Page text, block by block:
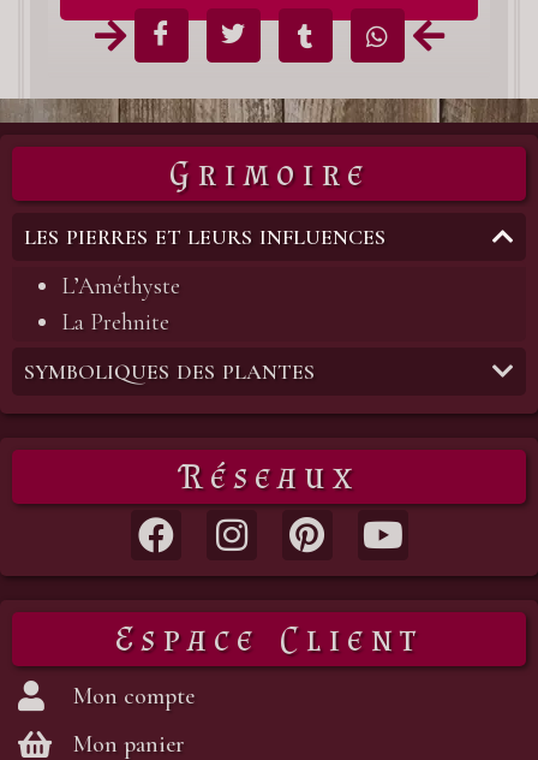
Grimoire
LES PIERRES ET LEURS INFLUENCES
L’Améthyste
La Prehnite
SYMBOLIQUES DES PLANTES
Réseaux
Espace Client
Mon compte
Mon panier